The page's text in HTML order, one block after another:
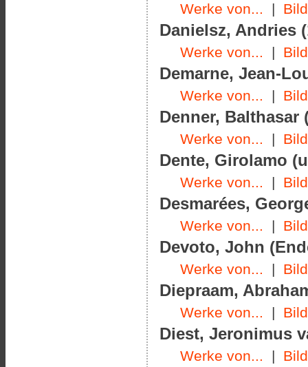
Werke von... |
Danielsz, Andries
Werke von... |
Demarne, Jean-
Werke von... |
Denner, Balthasar
Werke von... |
Dente, Girolamo
Werke von... |
Desmarées,
Werke von... |
Devoto, John
Werke von... |
Diepraam,
Werke von... |
Diest, Jeronimus
Werke von... |